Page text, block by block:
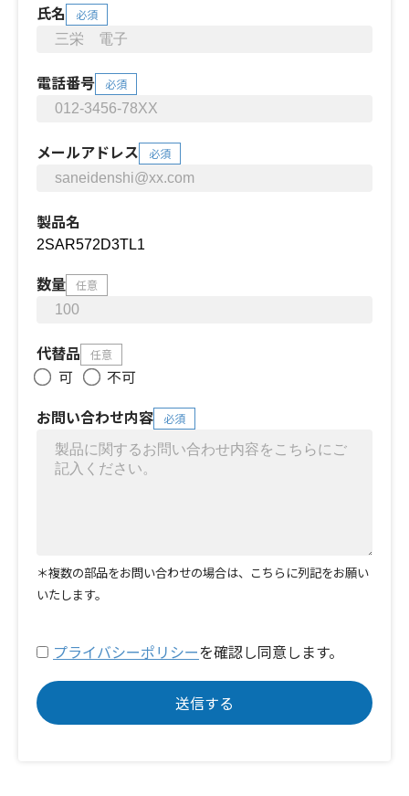
氏名 必須
電話番号 必須
メールアドレス 必須
製品名
数量 任意
代替品 任意
可
不可
お問い合わせ内容
必須
＊複数の部品をお問い合わせの場合は、こちらに列記をお願い
いたします。
プライバシーポリシーを確認し同意します。